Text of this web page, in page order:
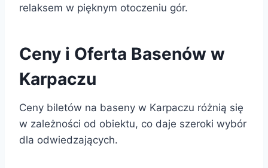
relaksem w pięknym otoczeniu gór.
Ceny i Oferta Basenów w
Karpaczu
Ceny biletów na baseny w Karpaczu różnią się
w zależności od obiektu, co daje szeroki wybór
dla odwiedzających.